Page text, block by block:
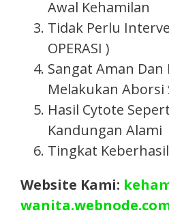
Awal Kehamilan
Tidak Perlu
OPERASI )
Sangat Aman
Melakukan Aborsi
Hasil Cytote
Kandungan Alami
Tingkat
Website Kami: